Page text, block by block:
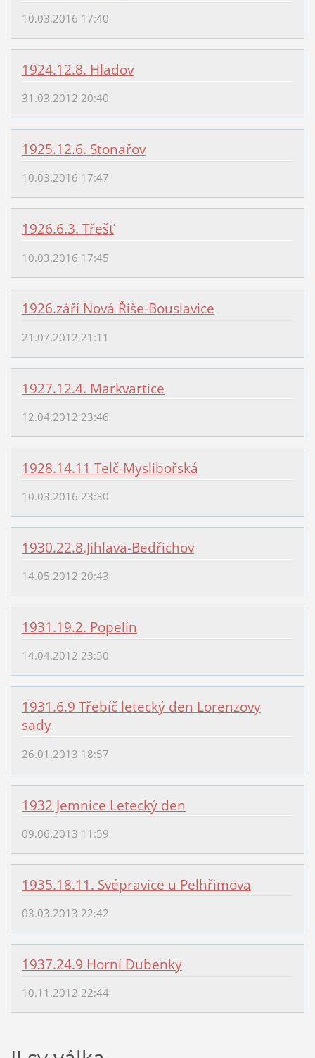
10.03.2016 17:40
1924.12.8. Hladov
31.03.2012 20:40
1925.12.6. Stonařov
10.03.2016 17:47
1926.6.3. Třešť
10.03.2016 17:45
1926.září Nová Říše-Bouslavice
21.07.2012 21:11
1927.12.4. Markvartice
12.04.2012 23:46
1928.14.11 Telč-Myslibořská
10.03.2016 23:30
1930.22.8.Jihlava-Bedřichov
14.05.2012 20:43
1931.19.2. Popelín
14.04.2012 23:50
1931.6.9 Třebíč letecký den Lorenzovy
sady
26.01.2013 18:57
1932 Jemnice Letecký den
09.06.2013 11:59
1935.18.11. Svépravice u Pelhřimova
03.03.2013 22:42
1937.24.9 Horní Dubenky
10.11.2012 22:44